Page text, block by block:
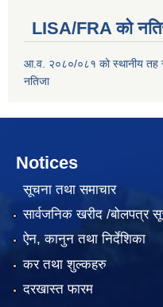
LISA/FRA को
आ.व. २०८०/०८१ को स्थानीय तह
नतिजा
Notices
सूचना तथा समाचार
सार्वजनिक खरीद /बोलपत्र
ऐन, कानुन तथा निर्देशिका
कर तथा शुल्कहरु
दरखास्त फारम